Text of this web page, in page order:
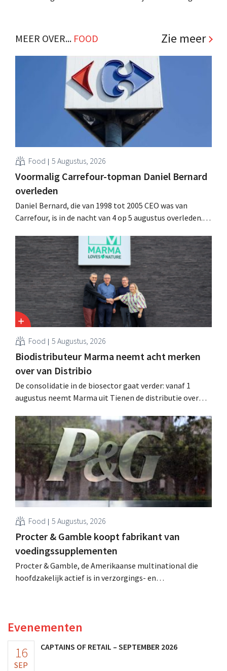
gaan op Europese vluchten. .
MEER OVER... FOOD Zie meer
Food 5 Augustus, 2026
Voormalig Carrefour-topman Daniel Bernard
overleden
Daniel Bernard, die van 1998 tot 2005 CEO was van
Carrefour, is in de nacht van 4 op 5 augustus overleden.
retailer, realiseerde de fusie met Promodès en nam
toenmalig Belgisch marktleider GB over.
Food 5 Augustus, 2026
Biodistributeur Marma neemt acht merken
over van Distribio
De consolidatie in de biosector gaat verder: vanaf 1
augustus neemt Marma uit Tienen de distributie over
Beide bedrijven willen zich zo sterker op hun
kernactiviteiten concentreren.
Food 5 Augustus, 2026
Procter & Gamble koopt fabrikant van
voedingssupplementen
Procter & Gamble, de Amerikaanse multinational die
hoofdzakelijk actief is in verzorgings- en
Evenementen
16
SEP
CAPTAINS OF RETAIL – SEPTEMBER 2026